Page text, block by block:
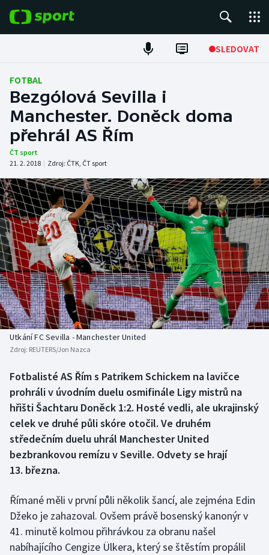
SLEDOVAT
Fotbal
Hokej
Tenis
Atletika
Cyklistika
DALŠÍ SPORTY
Americký fotbal
Baseball a softbal
Basketbal
Biatlon
Box
Curling
Dostihy
Golf
NEPŘEHLÉDNĚTE
Soutěže
Historické návraty
Aplikace ČT sport
FOTBAL
Bezgólová Sevilla i
Manchester. Doněck doma
přehrál AS Řím
ČT sport
21. 2. 2018 | Zdroj: ČTK, ČT sport
Utkání FC Sevilla - Manchester United
Zdroj: REUTERS/Jon Nazca
Fotbalisté AS Řím s Patrikem Schickem na lavičce
prohráli v úvodním duelu osmifinále Ligy mistrů na
hřišti Šachtaru Doněck 1:2. Hosté vedli, ale ukrajinský
celek ve druhé půli skóre otočil. Ve druhém
středečním duelu uhrál Manchester United
bezbrankovou remízu v Seville. Odvety se hrají
13. března.
Římané měli v první půli několik šancí, ale zejména Edin
Džeko je zahazoval. Ovšem právě bosenský kanonýr v
41. minutě kolmou přihrávkou za obranu našel
nabíhajícího Cengize Ülkera, který se štěstím propálil